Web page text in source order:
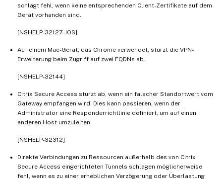
schlägt fehl, wenn keine entsprechenden Client-Zertifikate auf dem
Gerät vorhanden sind.
[NSHELP-32127 - iOS]
Auf einem Mac-Gerät, das Chrome verwendet, stürzt die VPN-
Erweiterung beim Zugriff auf zwei FQDNs ab.
[NSHELP-32144]
Citrix Secure Access stürzt ab, wenn ein falscher Standortwert vom
Gateway empfangen wird. Dies kann passieren, wenn der
Administrator eine Responderrichtlinie definiert, um auf einen
anderen Host umzuleiten.
[NSHELP-32312]
Direkte Verbindungen zu Ressourcen außerhalb des von Citrix
Secure Access eingerichteten Tunnels schlagen möglicherweise
fehl, wenn es zu einer erheblichen Verzögerung oder Überlastung